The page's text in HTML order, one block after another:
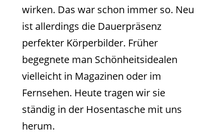
wirken. Das war schon immer so. Neu
ist allerdings die Dauerpräsenz
perfekter Körperbilder. Früher
begegnete man Schönheitsidealen
vielleicht in Magazinen oder im
Fernsehen. Heute tragen wir sie
ständig in der Hosentasche mit uns
herum.